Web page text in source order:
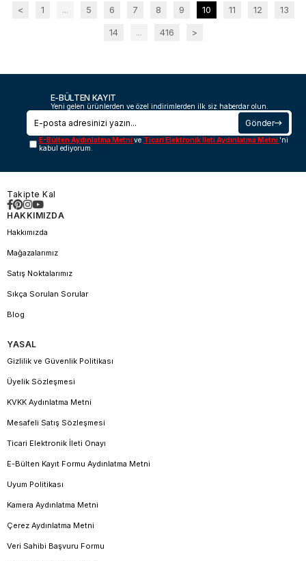
< 1 ... 5 6 7 8 9 10 11 12 13
14 ... 416 >
E-BÜLTEN KAYIT
Yeni gelen ürünlerden ve özel indirimlerden ilk siz haberdar olun.
Gönder
E-Bülten Aydınlatma Metnive Ticari Elektronik İleti Aydınlatma Metni 'ni
kabul ediyorum.
Takipte Kal
HAKKIMIZDA
Hakkımızda
Mağazalarımız
Satış Noktalarımız
Sıkça Sorulan Sorular
Blog
YASAL
Gizlilik ve Güvenlik Politikası
Üyelik Sözleşmesi
KVKK Aydınlatma Metni
Mesafeli Satış Sözleşmesi
Ticari Elektronik İleti Onayı
E-Bülten Kayıt Formu Aydınlatma Metni
Uyum Politikası
Kamera Aydınlatma Metni
Çerez Aydınlatma Metni
Veri Sahibi Başvuru Formu